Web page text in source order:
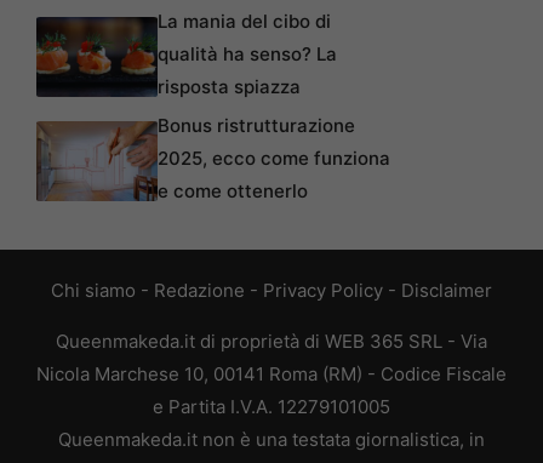
La mania del cibo di
qualità ha senso? La
risposta spiazza
Bonus ristrutturazione
2025, ecco come funziona
e come ottenerlo
Chi siamo - Redazione - Privacy Policy - Disclaimer
Queenmakeda.it di proprietà di WEB 365 SRL - Via
Nicola Marchese 10, 00141 Roma (RM) - Codice Fiscale
e Partita I.V.A. 12279101005
Queenmakeda.it non è una testata giornalistica, in